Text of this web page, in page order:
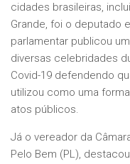
cidades brasileiras,
Grande, foi o deputado
parlamentar publicou
diversas celebridades
Covid-19 defendendo
utilizou como uma
atos públicos.
Já o vereador da
Pelo Bem (PL),